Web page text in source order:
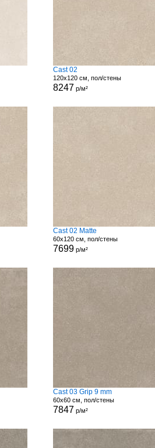
Cast 02
120x120 см, пол/стены
8247 р/м²
Cast 02 Matte
60x120 см, пол/стены
7699р/м²
Cast 03 Grip 9 mm
60x60 см, пол/стены
7847 р/м²